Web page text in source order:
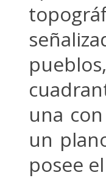
una
un
posee